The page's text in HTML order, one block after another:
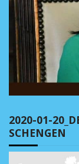
2020-01-
SCHENGEN